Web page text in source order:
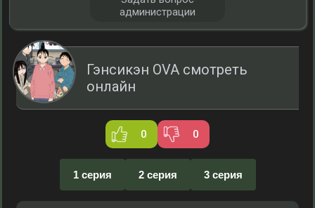
Гэнсикэн OVA смотреть
онлайн
0 0
1 серия 2 серия 3 серия
администрации